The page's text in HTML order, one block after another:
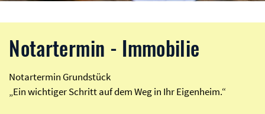
Notartermin - Immobilie
Notartermin Grundstück
„Ein wichtiger Schritt auf dem Weg in Ihr Eigenheim.“